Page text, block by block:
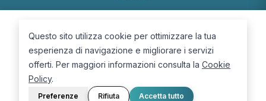
Cookie Policy
Questo sito utilizza cookie per ottimizzare la tua
esperienza di navigazione e migliorare i servizi
offerti. Per maggiori informazioni consulta la Cookie
Policy.
Preferenze Rifiuta Accetta tutto